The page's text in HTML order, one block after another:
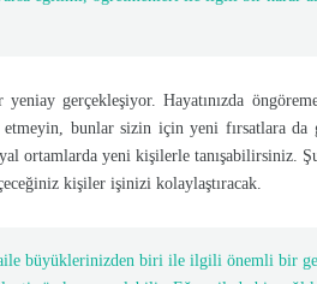
gerçekleşiyor. Hayatınızda
etmeyin, bunlar sizin için yeni fırsatlara
ortamlarda yeni kişilerle tanışabilirsiniz.
kişiler işinizi kolaylaştıracak.
aile büyüklerinizden biri ile ilgili önemli bir